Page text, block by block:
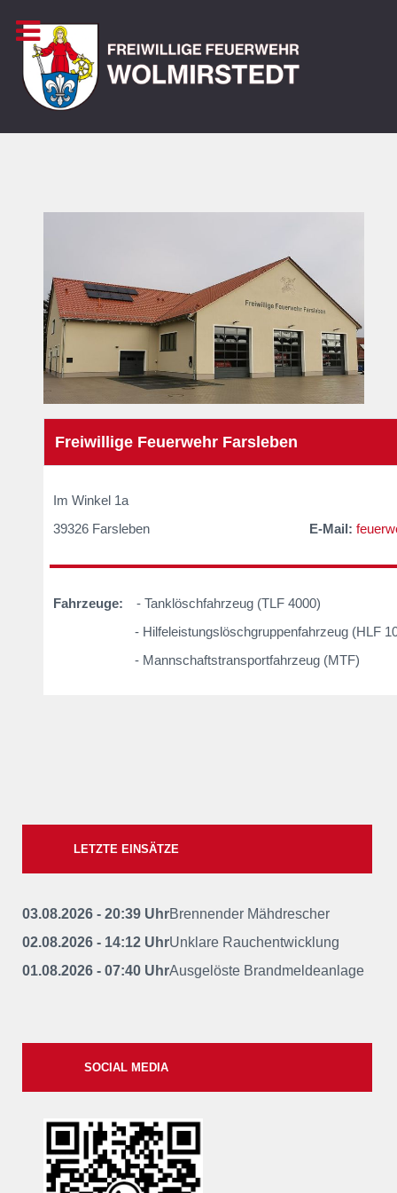
Freiwillige Feuerwehr Farsleben
Im Winkel
39326 Farsleben E-Mail:
Fahrzeuge:
- Tanklöschfahrzeug (TLF 4000)
- Hilfeleistungslöschgruppenfahrzeug (HLF
- Mannschaftstransportfahrzeug (MTF)
LETZTE EINSÄTZE
03.08.2026 - 20:39 UhrBrennender Mähdrescher
02.08.2026 - 14:12 UhrUnklare Rauchentwicklung
01.08.2026 - 07:40 UhrAusgelöste Brandmeldeanlage
SOCIAL MEDIA